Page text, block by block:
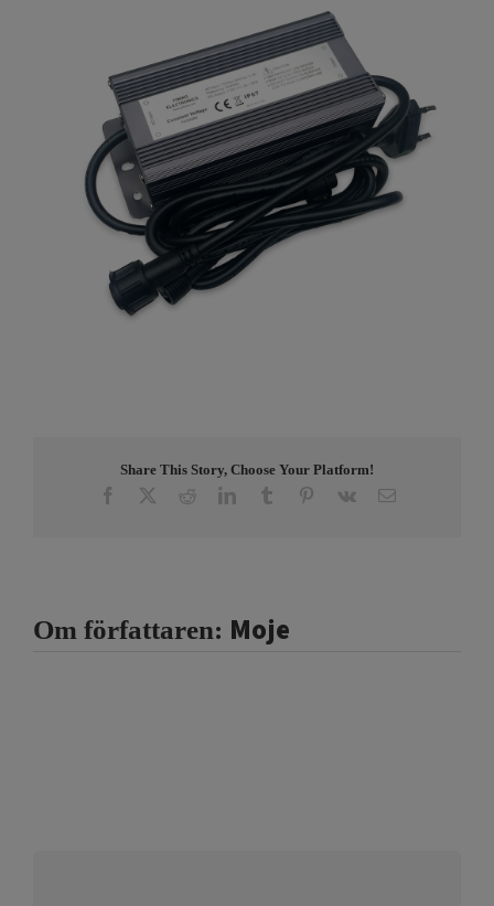
Share This Story, Choose Your Platform!
Facebook RedditLinkedInTumblr Pinterest
Vk E-
Om författaren: Moje